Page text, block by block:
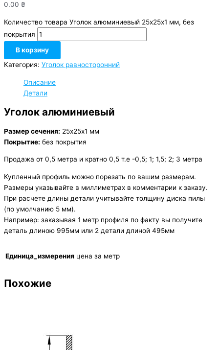
0.00 ₴
Количество товара Уголок алюминиевый 25х25х1 мм, без
покрытия
В корзину
Категория: Уголок равносторонний
Описание
Детали
Уголок алюминиевый
Размер сечения: 25х25х1 мм
Покрытие: без покрытия
Продажа от 0,5 метра и кратно 0,5 т.е -0,5; 1; 1,5; 2; 3 метра
Купленный профиль можно порезать по вашим размерам.
Размеры указывайте в миллиметрах в комментарии к заказу.
При расчете длины детали учитывайте толщину диска пилы
(по умолчанию 5 мм).
Например: заказывая 1 метр профиля по факту вы получите
деталь длиною 995мм или 2 детали длиной 495мм
Единица_измерения цена за метр
Похожие